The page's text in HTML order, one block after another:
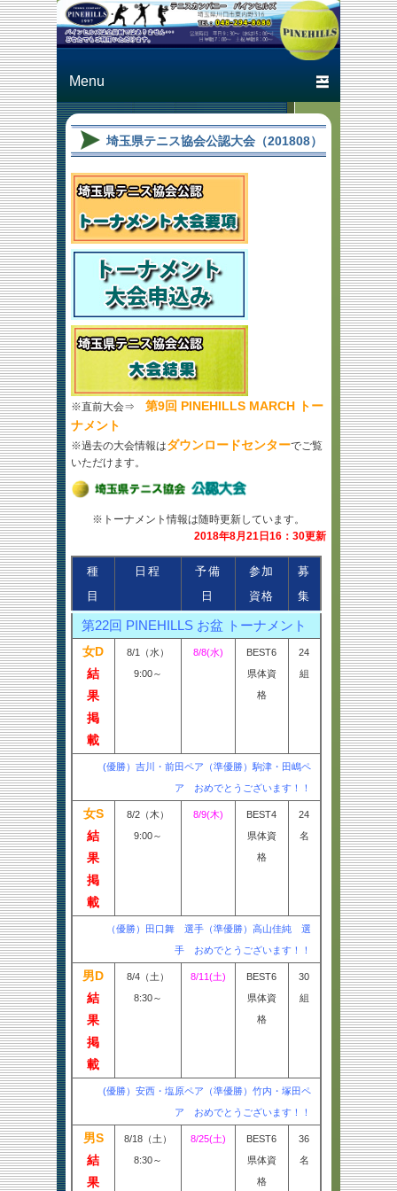
テニスカン
Just another テニスカン
パニー パインヒルズ
埼玉県テニス協会公認大会（201808）
※直前大会⇒ 第9回 PINEHILLS MARCH トー
ナメント
※過去の大会情報はダウンロードセンターでご覧
いただけます。
※トーナメント情報は随時更新しています。
2018年8月21日16：30更新
種
目
日程
予備
日
参加
資格
募
集
第22回 PINEHILLS お盆 トーナメント
女D
結
果
掲
載
8/1（水）
9:00～
8/8(水)
BEST6
県体資
格
24
組
(優勝）吉川・前田ペア（準優勝）駒津・田嶋ペ
ア おめでとうございます！！
女S
結
果
掲
載
8/2（木）
9:00～
8/9(木)
BEST4
県体資
格
24
名
（優勝）田口舞 選手（準優勝）高山佳純 選
手 おめでとうございます！！
男D
結
果
掲
載
8/4（土）
8:30～
8/11(土)
BEST6
県体資
格
30
組
(優勝）安西・塩原ペア（準優勝）竹内・塚田ペ
ア おめでとうございます！！
男S
結
果
8/18（土）
8:30～
8/25(土)
BEST6
県体資
格
36
名